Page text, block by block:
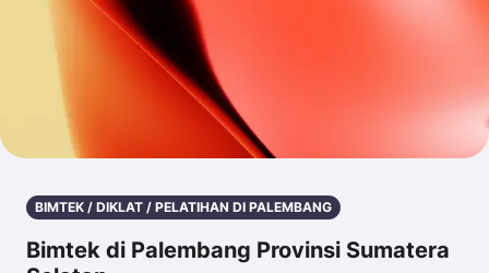
BIMTEK / DIKLAT / PELATIHAN DI PALEMBANG
Bimtek di Palembang Provinsi Sumatera